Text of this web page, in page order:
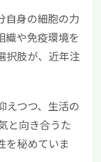
自身の細胞の力
織や免疫環境を
択肢が、近年注
えつつ、生活の
と向き合うた
を秘めていま